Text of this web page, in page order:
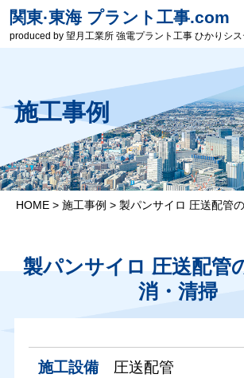
関東·東海 プラント工事.com
produced by 望月工業所 強電プラント工事 ひかりシス
施工事例
HOME > 施工事例 > 製パンサイロ 圧送配管
製パンサイロ 圧送配管
消・清掃
施工設備 圧送配管